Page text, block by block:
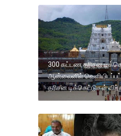
300 கட்டண தரிசன
ஆன்லைனில்
தரிசன டிக்கெட்டுகள்